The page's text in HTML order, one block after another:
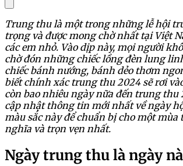
Trung thu là một trong những lễ hội
trọng và được mong chờ nhất tại Việt
các em nhỏ. Vào dịp này, mọi người
chờ đón những chiếc lồng đèn lung
chiếc bánh nướng, bánh dẻo thơm
biết chính xác trung thu 2024 sẽ rơi
còn bao nhiêu ngày nữa đến trung thu
cập nhật thông tin mới nhất về ngày
màu sắc này để chuẩn bị cho một
nghĩa và trọn vẹn nhất.
Ngày trung thu là ngày